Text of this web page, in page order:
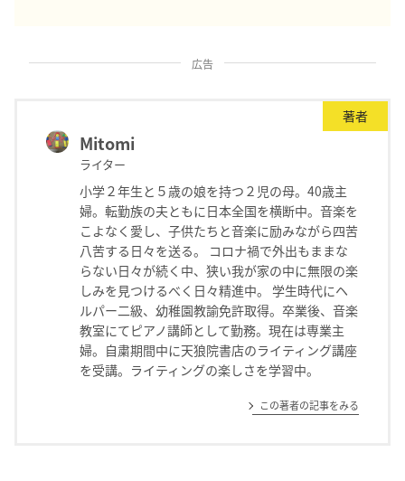
広告
著者
Mitomi
ライター
小学２年生と５歳の娘を持つ２児の母。40歳主
婦。転勤族の夫ともに日本全国を横断中。音楽を
こよなく愛し、子供たちと音楽に励みながら四苦
八苦する日々を送る。 コロナ禍で外出もままな
らない日々が続く中、狭い我が家の中に無限の楽
しみを見つけるべく日々精進中。 学生時代にヘ
ルパー二級、幼稚園教諭免許取得。卒業後、音楽
教室にてピアノ講師として勤務。現在は専業主
婦。自粛期間中に天狼院書店のライティング講座
を受講。ライティングの楽しさを学習中。
この著者の記事をみる